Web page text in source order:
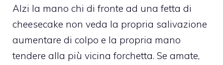
Alzi la mano chi di fronte ad una fetta di
cheesecake non veda la propria salivazione
aumentare di colpo e la propria mano
tendere alla più vicina forchetta. Se amate,